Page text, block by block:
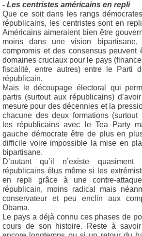
- Les centristes américains en repli
Que ce soit dans les rangs
républicains, les centristes sont en
Américains aimeraient bien être
moins dans une vision bipartisane,
compromis et des consensus peuvent
domaines cruciaux pour le pays
fiscalité, entre autres) entre le Parti
républicain.
Mais le découpage électoral qui
partis (surtout aux républicains)
mesure pour des décennies et la
chacune des deux formations (surtout
les républicains avec le Tea Party
gauche démocrate être de plus en
difficile voire impossible la mise en
bipartisane.
D’autant qu’il n’existe
républicains élus même si les
en repli grâce à une contre-
républicain, moins radical mais
conservateur et peu enclin aux
Obama.
Le pays a déjà connu ces phases de
cours de son histoire. Reste à